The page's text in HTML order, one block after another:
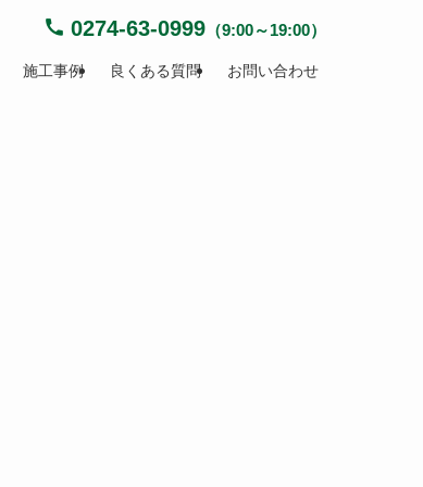
施工事例 良くある質問 お問い合わせ
0274-63-0999 （9:00～19:00）